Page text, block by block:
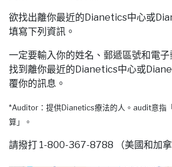
欲找出離你最近的Dianetics中心或
填寫下列資訊。
一定要輸入你的姓名、郵遞區號和電
找到離你最近的Dianetics中心或
覆你的訊息。
*Auditor：提供Dianetics療法的人。audit意指
算」。
請撥打 1-800-367-8788 （美國和加拿